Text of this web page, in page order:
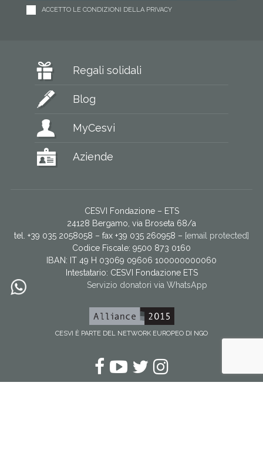
ACCETTO LE CONDIZIONI DELLA PRIVACY
Regali solidali
Blog
MyCesvi
Aziende
CESVI Fondazione – ETS
24128 Bergamo, via Broseta 68/a
tel. +39 035 2058058 – fax +39 035 260958 – [email protected]
Codice Fiscale: 9500 873 0160
IBAN: IT 49 H 03069 09606 100000000060
Intestatario: CESVI Fondazione ETS
Servizio donatori via WhatsApp
CESVI È PARTE DEL NETWORK EUROPEO DI NGO
Facebook
YouTube
Twitter
Instagram